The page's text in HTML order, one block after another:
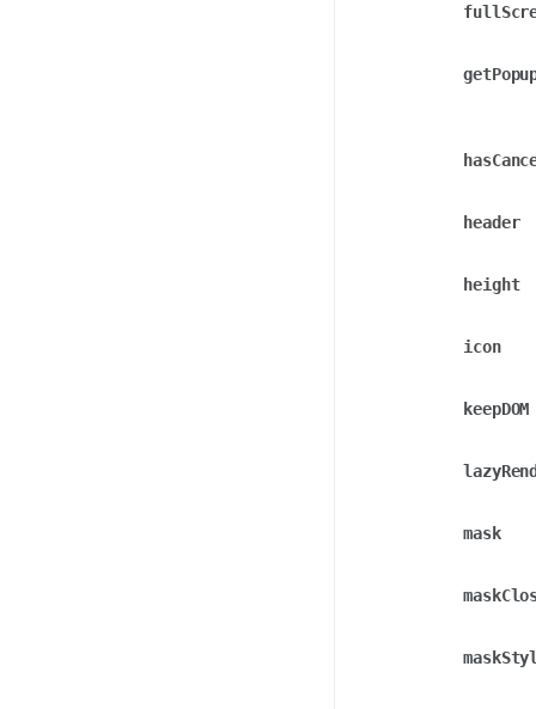
header
height
icon
keepDOM
mask